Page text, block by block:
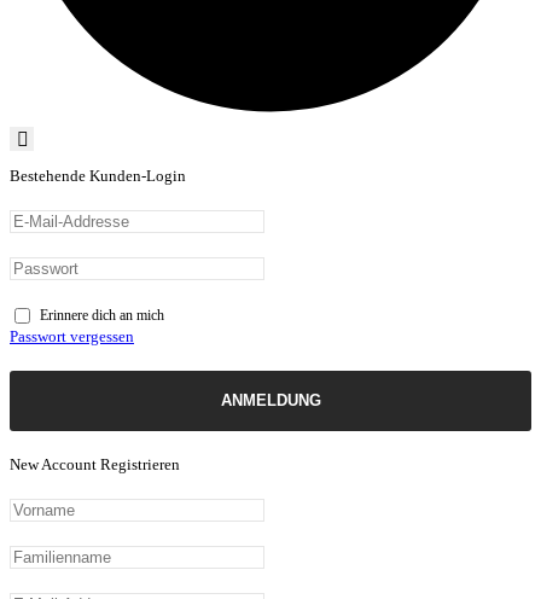
Bestehende Kunden-Login
Erinnere dich an mich
Passwort vergessen
ANMELDUNG
New Account Registrieren